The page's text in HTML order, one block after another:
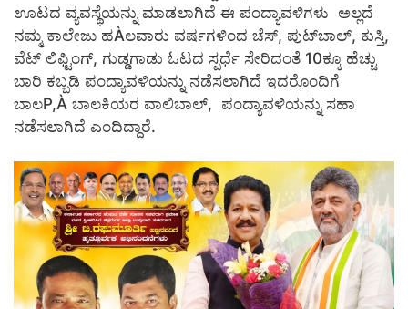
ಊಟದ ವ್ಯವಸ್ಥೆಯನ್ನು ಮಾಡಲಾಗಿದೆ ಈ ಪಂದ್ಯಾವಳಿಗಳು ಅಲ್ಲದೆ
ನಮ್ಮ ಕಾಲೇಜು ಹÀಲವಾರು ವರ್ಷಗಳಿಂದ ಚೆಸ್, ಪುಟ್‍ಬಾಲ್, ಕುಸ್ತಿ,
ವೆಟ್ ಲಿಫ್ಟಿಂಗ್, ಗುಡ್ಡಗಾಡು ಓಟದ ಸ್ಪರ್ಧೆ ಸೇರಿದಂತೆ 10ಕ್ಕೂ ಹೆಚ್ಚು
ಬಾರಿ ಕಬ್ಬಡಿ ಪಂದ್ಯಾವಳಿಯನ್ನು ನಡೆಸಲಾಗಿದೆ ಇದರೊಂದಿಗೆ
ಬಾಲP,À ಬಾಲಕಿಯರ ವಾಲಿಬಾಲ್, ಪಂದ್ಯಾವಳಿಯನ್ನು ಸಹಾ
ನಡೆಸಲಾಗಿದೆ ಎಂದಿದ್ದಾರೆ.